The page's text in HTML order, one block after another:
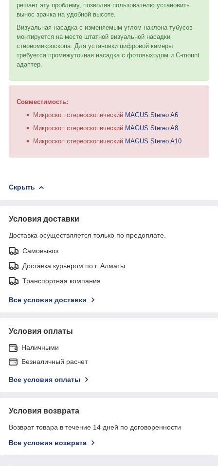
решает эту проблему, позволяя пользователю установить
вынос зрачка на удобной высоте.
Визуальная насадка с изменяемым углом наклона тубусов
монтируется на место штатной визуальной насадки
стереомикроскопа. Для установки цифровой камеры
требуется промежуточная насадка с фотовыходом и C-mount
адаптер.
Совместимость:
Микроскоп стереоскопический MAGUS Stereo A6
Микроскоп стереоскопический MAGUS Stereo A8
Микроскоп стереоскопический MAGUS Stereo A10
Скрыть
Условия доставки
Доставка осуществляется только по предоплате.
Самовывоз
Доставка курьером по г. Алматы
Транспортная компания
Все условия доставки
Условия оплаты
Наличными
Безналичный расчет
Все условия оплаты
Условия возврата
Возврат товара в течение 14 дней по договоренности
Все условия возврата